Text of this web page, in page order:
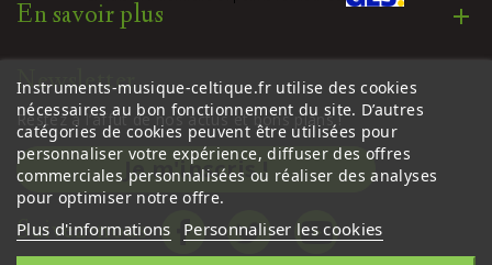
En savoir plus
Newsletter
Restez à l’affût de nos actus et bons plans !
Je m'inscris !
Suivez-nous
Instruments-musique-celtique.fr utilise des cookies
nécessaires au bon fonctionnement du site. D’autres
catégories de cookies peuvent être utilisées pour
personnaliser votre expérience, diffuser des offres
commerciales personnalisées ou réaliser des analyses
pour optimiser notre offre.
Plus d'informations Personnaliser les cookies